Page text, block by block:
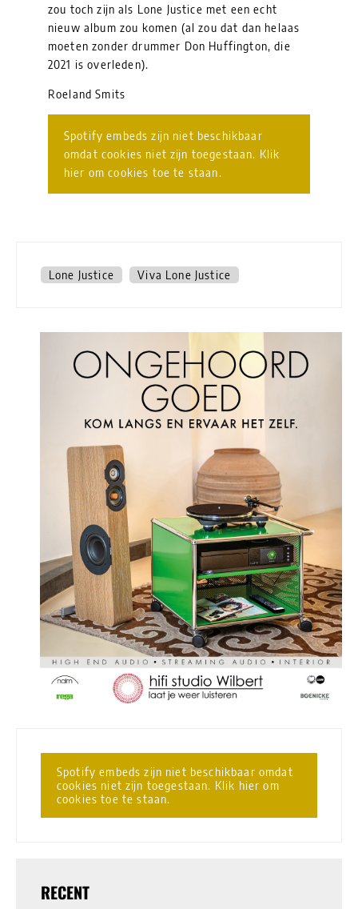
zou toch zijn als Lone Justice met een echt
nieuw album zou komen (al zou dat dan helaas
moeten zonder drummer Don Huffington, die
2021 is overleden).
Roeland Smits
Spotify embeds zijn niet beschikbaar
omdat cookies niet zijn toegestaan. Klik
hier om cookies toe te staan.
Lone Justice Viva Lone Justice
Spotify embeds zijn niet beschikbaar omdat
cookies niet zijn toegestaan. Klik hier om
cookies toe te staan.
RECENT